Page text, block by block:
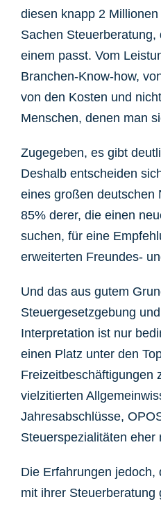
diesen knapp 2
Sachen
einem passt. Vom
Branchen-Know-how,
von den Kosten und
Menschen, denen man
Zugegeben, es gibt
Deshalb entscheiden
eines großen deutschen
85% derer, die einen
suchen, für eine
erweiterten Freundes-
Und das aus gutem
Steuergesetzgebung
Interpretation ist nur
einen Platz unter den
Freizeitbeschäftigungen
vielzitierten
Jahresabschlüsse,
Steuerspezialitäten eher
Die Erfahrungen jedoch,
mit ihrer Steuerberatung